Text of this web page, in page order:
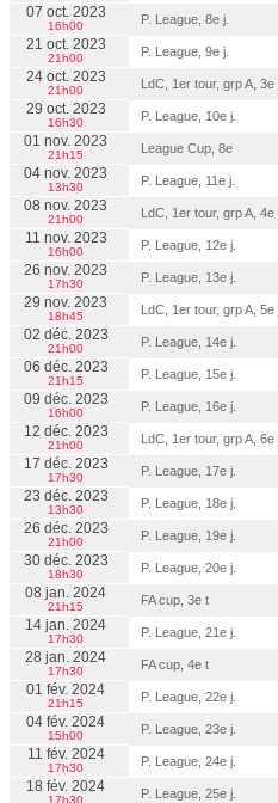
07 oct. 2023
16h00 P. League, 8e j.
21 oct. 2023
21h00 P. League, 9e j.
24 oct. 2023
21h00 LdC, 1er tour, grp A, 3e
29 oct. 2023
16h30 P. League, 10e j.
01 nov. 2023
21h15 League Cup, 8e
04 nov. 2023
13h30 P. League, 11e j.
08 nov. 2023
21h00 LdC, 1er tour, grp A, 4e
11 nov. 2023
16h00 P. League, 12e j.
26 nov. 2023
17h30 P. League, 13e j.
29 nov. 2023
18h45 LdC, 1er tour, grp A, 5e
02 déc. 2023
21h00 P. League, 14e j.
06 déc. 2023
21h15 P. League, 15e j.
09 déc. 2023
16h00 P. League, 16e j.
12 déc. 2023
21h00 LdC, 1er tour, grp A, 6e
17 déc. 2023
17h30 P. League, 17e j.
23 déc. 2023
13h30 P. League, 18e j.
26 déc. 2023
21h00 P. League, 19e j.
30 déc. 2023
18h30 P. League, 20e j.
08 jan. 2024
21h15 FA cup, 3e t
14 jan. 2024
17h30 P. League, 21e j.
28 jan. 2024
17h30 FA cup, 4e t
01 fév. 2024
21h15 P. League, 22e j.
04 fév. 2024
15h00 P. League, 23e j.
11 fév. 2024
17h30 P. League, 24e j.
18 fév. 2024
17h30 P. League, 25e j.